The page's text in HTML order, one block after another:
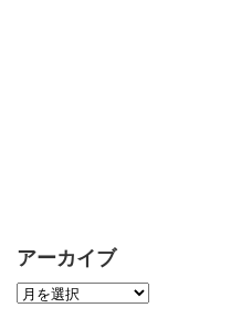
アーカイブ